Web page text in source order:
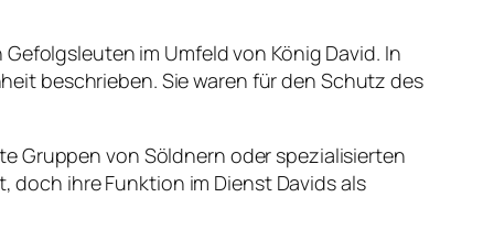
im Umfeld von König David. In
beschrieben. Sie waren für den Schutz des
Gruppen von Söldnern oder spezialisierten
ihre Funktion im Dienst Davids als